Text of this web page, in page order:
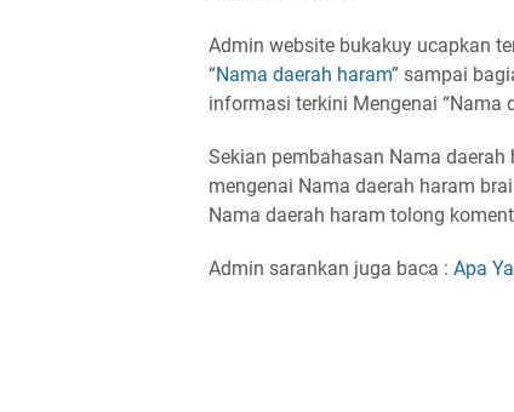
Admin website bukakuy ucapkan
“Nama daerah haram” sampai
informasi terkini Mengenai “Nama
Sekian pembahasan Nama
mengenai Nama daerah haram
Nama daerah haram tolong
Admin sarankan juga baca : Apa